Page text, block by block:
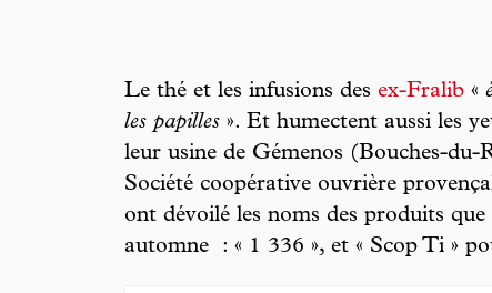
Le thé et les infusions des ex-Fralib «
les papilles ». Et humectent aussi les
leur usine de Gémenos (Bouches-du-
Société coopérative ouvrière
ont dévoilé les noms des produits
automne : « 1 336 », et « Scop Ti »